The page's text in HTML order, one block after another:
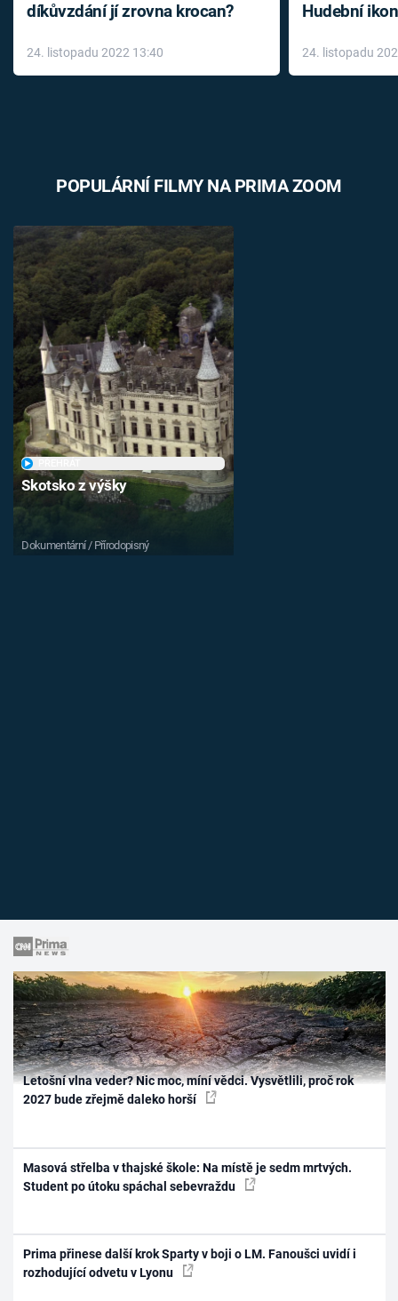
díkůvzdání jí zrovna krocan?
24. listopadu 2022 13:40
Hudební
léky
24. listopadu
POPULÁRNÍ FILMY NA PRIMA ZOOM
Skotsko z výšky
Dokumentární / Přírodopisný
Letošní vlna veder? Nic moc, míní vědci. Vysvětlili, proč rok
2027 bude zřejmě daleko horší
Masová střelba v thajské škole: Na místě je sedm mrtvých.
Student po útoku spáchal sebevraždu
Prima přinese další krok Sparty v boji o LM. Fanoušci uvidí i
rozhodující odvetu v Lyonu